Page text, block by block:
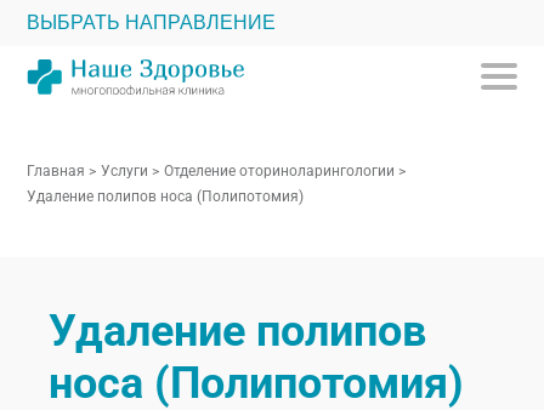
ВЫБРАТЬ НАПРАВЛЕНИЕ
Главная > Услуги > Отделение оториноларингологии >
Удаление полипов носа (Полипотомия)
Удаление полипов
носа (Полипотомия)